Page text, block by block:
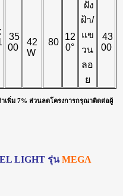
35
00
42
W
80
12
0°
ฝัง
ฝ้า/
แข
วน
ลอ
ย
43
00
เพิ่ม 7% ส่วนลดโครงการกรุณาติดต่อผู้
LIGHT รุ่นMEGA